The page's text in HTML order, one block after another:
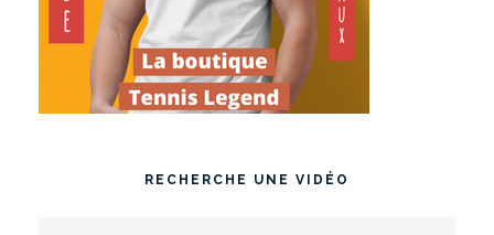
RECHERCHE UNE VIDÉO